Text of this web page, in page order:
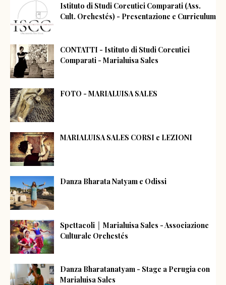
Istituto di Studi Coreutici Comparati (Ass.
Cult. Orchestés) - Presentazione e Curriculum
CONTATTI - Istituto di Studi Coreutici
Comparati - Marialuisa Sales
FOTO - MARIALUISA SALES
MARIALUISA SALES CORSI e LEZIONI
Danza Bharata Natyam e Odissi
Spettacoli │ Marialuisa Sales - Associazione
Culturale Orchestés
Danza Bharatanatyam - Stage a Perugia con
Marialuisa Sales